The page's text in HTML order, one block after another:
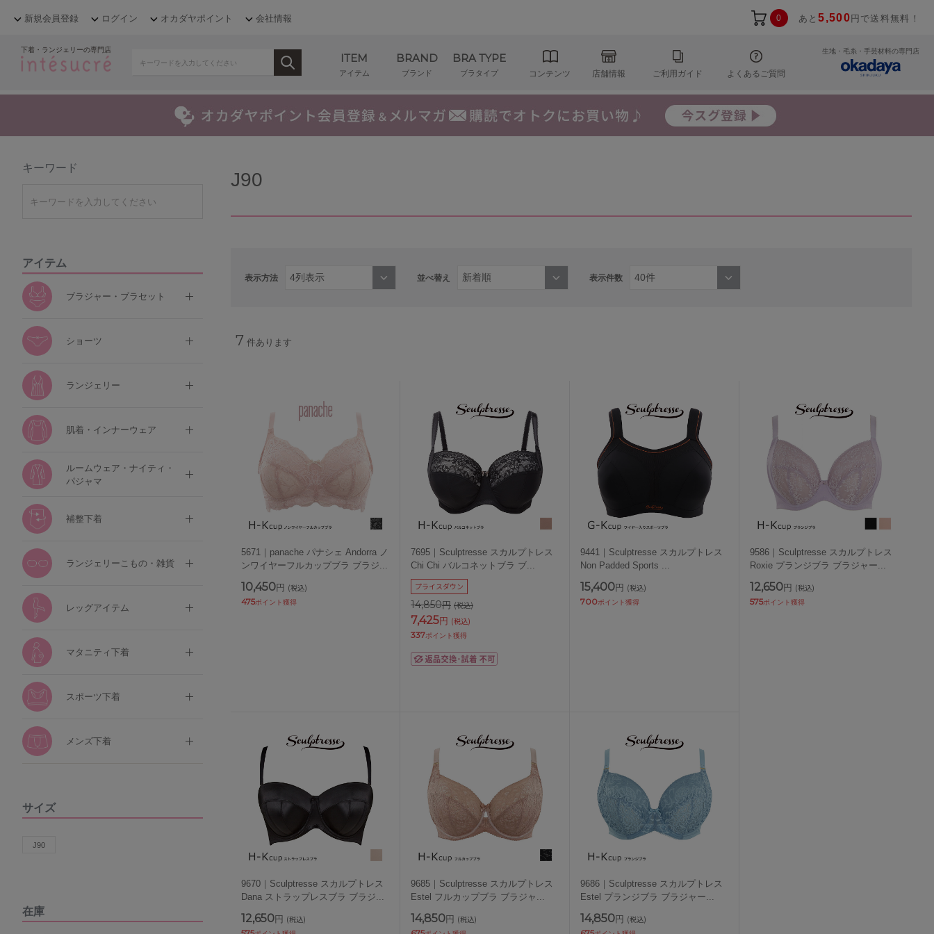
新規会員登録 ログイン オカダヤポイント 会社情報 0 あと5,500 円で送料無料！
下着・ランジェリーの専門店
ITEM
アイテム
BRAND
ブランド
BRA TYPE
ブラタイプ コンテンツ 店舗情報 ご利用ガイド よくあるご質問
生地・毛糸・手芸材料の専門店
キーワード
アイテム
ブラジャー・ブラセット
ショーツ
ランジェリー
肌着・インナーウェア
ルームウェア・ナイティ・
パジャマ
補整下着
ランジェリーこもの・雑貨
レッグアイテム
マタニティ下着
スポーツ下着
メンズ下着
サイズ
J90
在庫
J90
表示方法 並べ替え 表示件数
7 件あります
5671｜panache パナシェ Andorra ノ
ンワイヤーフルカップブラ ブラジ...
10,450円 (税込)
475ポイント獲得
7695｜Sculptresse スカルプトレス
Chi Chi バルコネットブラ ブ...
14,850円 (税込)
プライスダウン
7,425円 (税込)
337ポイント獲得
9441｜Sculptresse スカルプトレス
Non Padded Sports ...
15,400円 (税込)
700ポイント獲得
9586｜Sculptresse スカルプトレス
Roxie プランジブラ ブラジャー...
12,650円 (税込)
575ポイント獲得
9670｜Sculptresse スカルプトレス
Dana ストラップレスブラ ブラジ...
12,650円 (税込)
9685｜Sculptresse スカルプトレス
Estel フルカップブラ ブラジャ ...
14,850円 (税込)
9686｜Sculptresse スカルプトレス
Estel プランジブラ ブラジャー...
14,850円 (税込)